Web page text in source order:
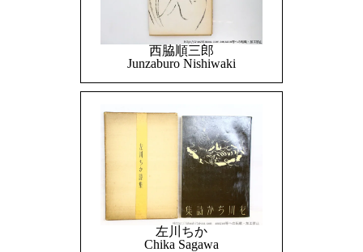
西脇順三郎
Junzaburo Nishiwaki
左川ちか
Chika Sagawa